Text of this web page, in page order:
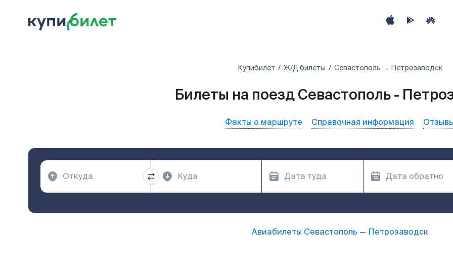
Купибилет Ж/Д билеты Севастополь → Петрозаводск
Билеты на поезд Севастополь -
Факты о маршруте Справочная информация
Авиабилеты Севастополь — Петрозаводск